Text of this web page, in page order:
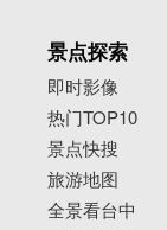
景点探索
即时影像
热门TOP10
景点快搜
旅游地图
全景看台中